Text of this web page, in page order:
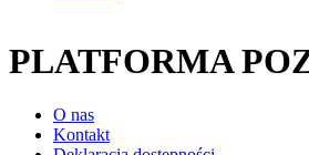
PLATFORMA
O nas
Kontakt